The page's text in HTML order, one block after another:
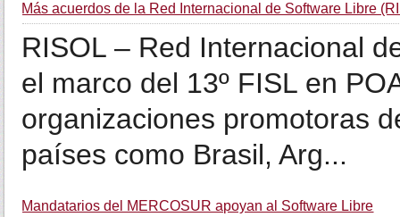
Más acuerdos de la Red Internacional de Software Libre
RISOL – Red Internacional
el marco del 13º FISL en
organizaciones promotoras
países como Brasil, Arg...
Mandatarios del MERCOSUR apoyan al Software Libre